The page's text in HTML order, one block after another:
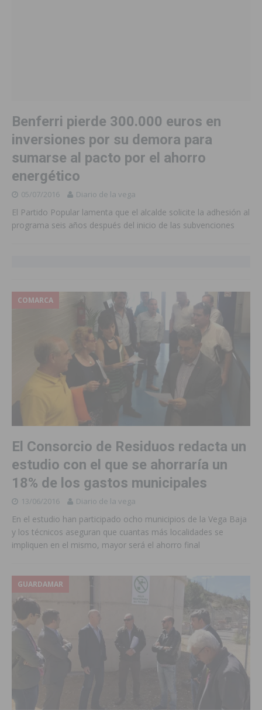
Benferri pierde 300.000 euros en
inversiones por su demora para
sumarse al pacto por el ahorro
energético
05/07/2016 Diario de la vega
El Partido Popular lamenta que el alcalde solicite la adhesión al
programa seis años después del inicio de las subvenciones
COMARCA
El Consorcio de Residuos redacta un
estudio con el que se ahorraría un
18% de los gastos municipales
13/06/2016 Diario de la vega
En el estudio han participado ocho municipios de la Vega Baja
y los técnicos aseguran que cuantas más localidades se
impliquen en el mismo, mayor será el ahorro final
GUARDAMAR